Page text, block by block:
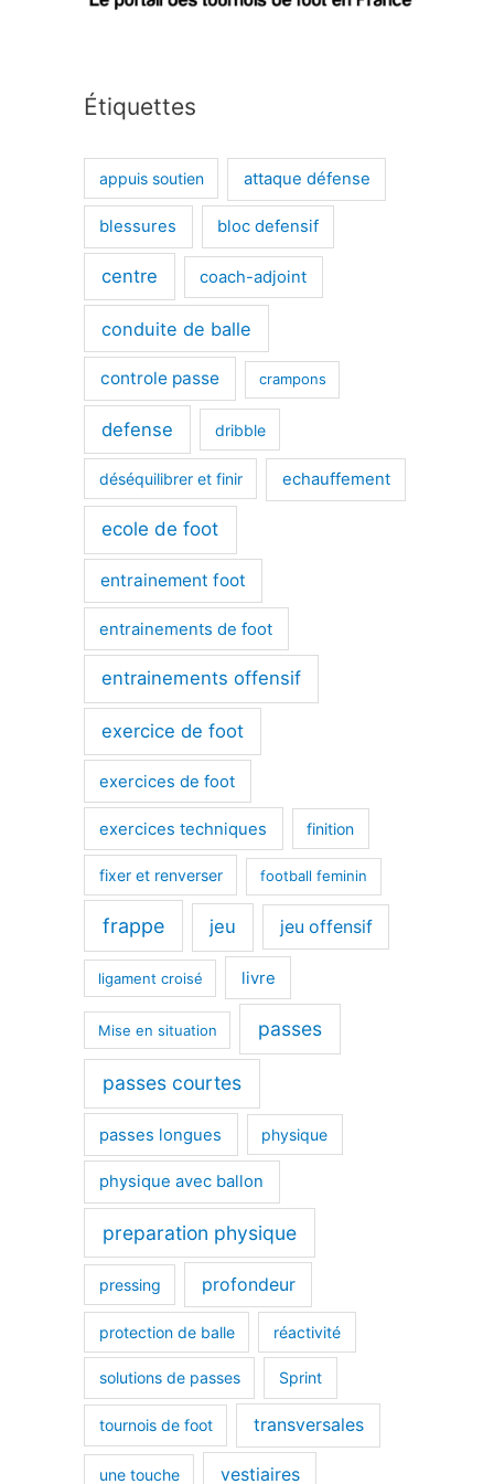
Étiquettes
appuis soutien attaque défense
blessures bloc defensif
centre coach-adjoint
conduite de balle
controle passe crampons
defense dribble
déséquilibrer et finir echauffement
ecole de foot
entrainement foot
entrainements de foot
entrainements offensif
exercice de foot
exercices de foot
exercices techniques finition
fixer et renverser football feminin
frappe jeu jeu offensif
ligament croisé livre
Mise en situation passes
passes courtes
passes longues physique
physique avec ballon
preparation physique
pressing profondeur
protection de balle réactivité
solutions de passes Sprint
tournois de foot transversales
une touche vestiaires